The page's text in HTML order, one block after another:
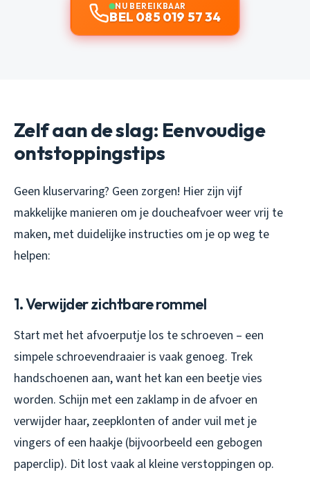
NU BEREIKBAAR
BEL 085 019 57 34
Zelf aan de slag: Eenvoudige
ontstoppingstips
Geen kluservaring? Geen zorgen! Hier zijn vijf
makkelijke manieren om je doucheafvoer weer vrij te
maken, met duidelijke instructies om je op weg te
helpen:
1. Verwijder zichtbare rommel
Start met het afvoerputje los te schroeven – een
simpele schroevendraaier is vaak genoeg. Trek
handschoenen aan, want het kan een beetje vies
worden. Schijn met een zaklamp in de afvoer en
verwijder haar, zeepklonten of ander vuil met je
vingers of een haakje (bijvoorbeeld een gebogen
paperclip). Dit lost vaak al kleine verstoppingen op.